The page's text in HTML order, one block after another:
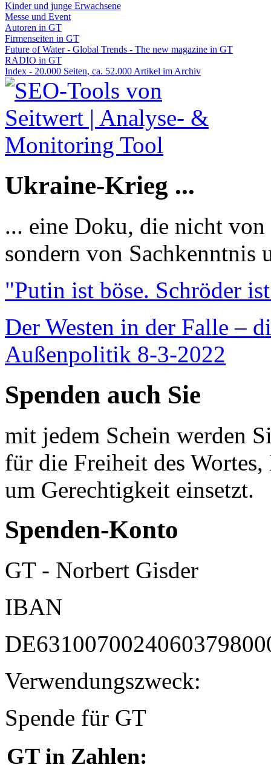
Kinder und junge Erwachsene
Messe und Event
Autoren in GT
Firmenseiten in GT
Future of Water - Global Trends - The new magazine in GT
RADIO in GT
Index - 20.000 Seiten, ca. 52.000 Artikel im Archiv
Ukraine-Krieg ...
... eine Doku, die nicht
sondern von Sachkenntnis
"Putin ist böse. Schröder
Der Westen in der Falle –
Außenpolitik 8-3-2022
Spenden auch Sie
mit jedem Schein werden
für die Freiheit des
um Gerechtigkeit einsetzt.
Spenden-Konto
GT - Norbert Gisder
IBAN
Verwendungszweck:
Spende für GT
GT in Zahlen: